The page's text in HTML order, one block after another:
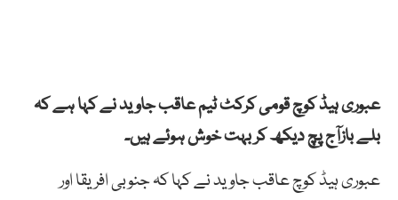
عبوری ہیڈ کوچ قومی کرکٹ ٹیم عاقب جاوید نے کہا ہے کہ
بلے بازآج پچ دیکھ کر بہت خوش ہوئے ہیں۔
عبوری ہیڈ کوچ عاقب جاوید نے کہا کہ جنوبی افریقا اور